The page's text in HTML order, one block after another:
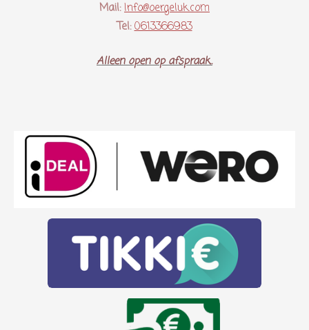
Mail: Info@oergeluk.com
Tel: 0613366983
Alleen open op afspraak..